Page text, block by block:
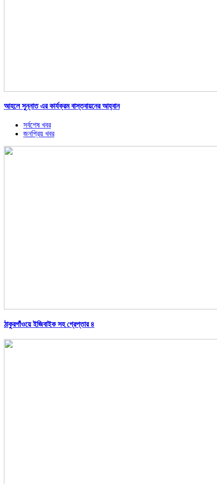
আহলে সুন্নাত এর কার্যক্রম বাস্তবায়নের আহ্বান
সর্বশেষ খবর
জনপ্রিয় খবর
ঠাকুরগাঁওয়ে ইজিবাইক সহ গ্রেপ্তার ৪